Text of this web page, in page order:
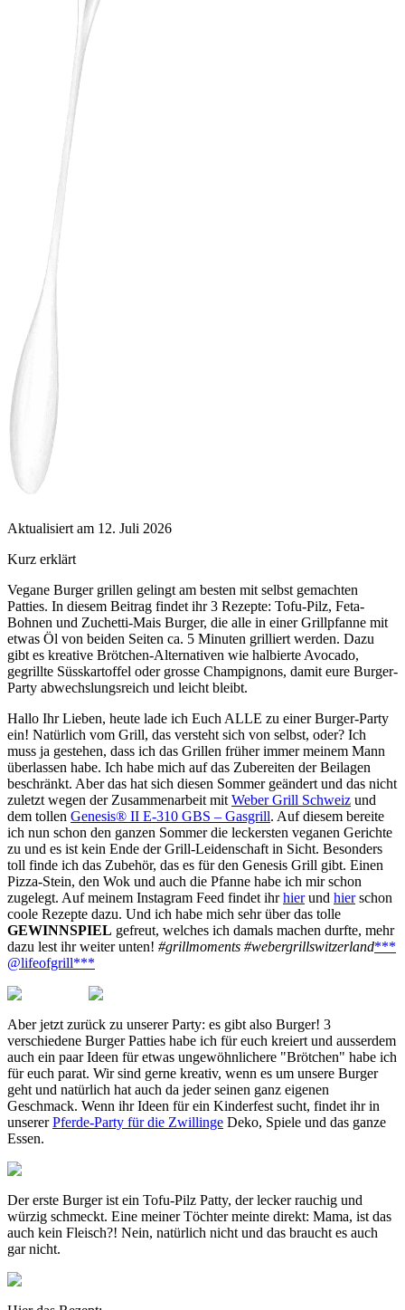
Aktualisiert am 12. Juli 2026
Kurz erklärt
Vegane Burger grillen gelingt am besten mit selbst gemachten
Patties. In diesem Beitrag findet ihr 3 Rezepte: Tofu-Pilz, Feta-
Bohnen und Zuchetti-Mais Burger, die alle in einer Grillpfanne mit
etwas Öl von beiden Seiten ca. 5 Minuten grilliert werden. Dazu
gibt es kreative Brötchen-Alternativen wie halbierte Avocado,
gegrillte Süsskartoffel oder grosse Champignons, damit eure Burger-
Party abwechslungsreich und leicht bleibt.
Hallo Ihr Lieben, heute lade ich Euch ALLE zu einer Burger-Party
ein! Natürlich vom Grill, das versteht sich von selbst, oder? Ich
muss ja gestehen, dass ich das Grillen früher immer meinem Mann
überlassen habe. Ich habe mich auf das Zubereiten der Beilagen
beschränkt. Aber das hat sich diesen Sommer geändert und das nicht
zuletzt wegen der Zusammenarbeit mit Weber Grill Schweiz und
dem tollen Genesis® II E-310 GBS – Gasgrill. Auf diesem bereite
ich nun schon den ganzen Sommer die leckersten veganen Gerichte
zu und es ist kein Ende der Grill-Leidenschaft in Sicht. Besonders
toll finde ich das Zubehör, das es für den Genesis Grill gibt. Einen
Pizza-Stein, den Wok und auch die Pfanne habe ich mir schon
zugelegt. Auf meinem Instagram Feed findet ihrhierund hierschon
coole Rezepte dazu. Und ich habe mich sehr über das tolle
GEWINNSPIEL gefreut, welches ich damals machen durfte, mehr
dazu lest ihr weiter unten! #grillmoments #webergrillswitzerland***
@lifeofgrill***
Aber jetzt zurück zu unserer Party: es gibt also Burger! 3
verschiedene Burger Patties habe ich für euch kreiert und ausserdem
auch ein paar Ideen für etwas ungewöhnlichere "Brötchen" habe ich
für euch parat. Wir sind gerne kreativ, wenn es um unsere Burger
geht und natürlich hat auch da jeder seinen ganz eigenen
Geschmack. Wenn ihr Ideen für ein Kinderfest sucht, findet ihr in
unsererPferde-Party für die Zwillinge Deko, Spiele und das ganze
Essen.
Der erste Burger ist ein Tofu-Pilz Patty, der lecker rauchig und
würzig schmeckt. Eine meiner Töchter meinte direkt: Mama, ist das
auch kein Fleisch?! Nein, natürlich nicht und das braucht es auch
gar nicht.